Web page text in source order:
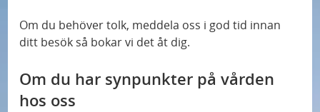
Om du behöver tolk, meddela oss i god tid innan
ditt besök så bokar vi det åt dig.
Om du har synpunkter på vården
hos oss